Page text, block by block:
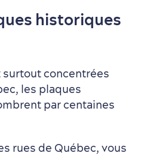
historiques
surtout concentrées
les plaques
par centaines
rues de Québec, vous